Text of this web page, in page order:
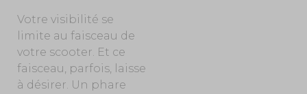
Votre visibilité se
limite au faisceau de
votre scooter. Et ce
faisceau, parfois, laisse
à désirer. Un phare